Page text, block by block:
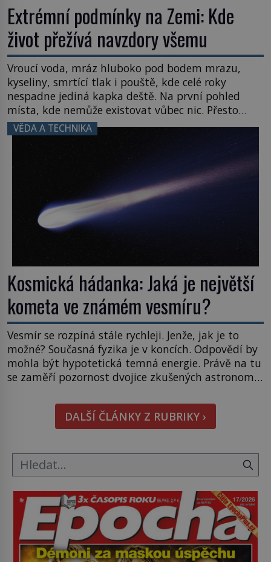
Extrémní podmínky na Zemi: Kde
život přežívá navzdory všemu
Vroucí voda, mráz hluboko pod bodem mrazu,
kyseliny, smrtící tlak i pouště, kde celé roky
nespadne jediná kapka deště. Na první pohled
místa, kde nemůže existovat vůbec nic. Přesto
právě tady vědci objevují organismy, které
posouvají hranice života. Každý nový nález mění
napovídá, kde bychom jednou […]
VĚDA A TECHNIKA
Kosmická hádanka: Jaká je největší
kometa ve známém vesmíru?
Vesmír se rozpíná stále rychleji. Jenže, jak je to
možné? Současná fyzika je v koncích. Odpovědí by
mohla být hypotetická temná energie. Právě na tu
se zaměří pozornost dvojice zkušených astronomů.
hmatatelnějšího. Naprosto rekordní kometu!
Astronomové Pedro Bernardinelli a Gary Bernstein
mravenčí prací zkoumají archivní snímky v rámci
DALŠÍ ČLÁNKY Z RUBRIKY ›